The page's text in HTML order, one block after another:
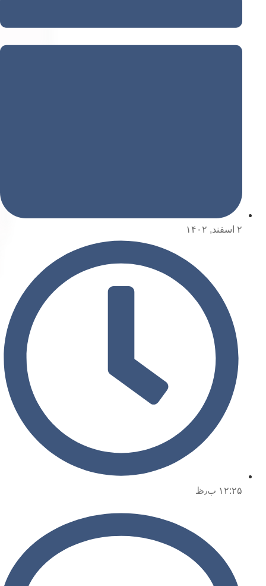
۲ اسفند, ۱۴۰۲
۱۲:۲۵ ب٫ظ